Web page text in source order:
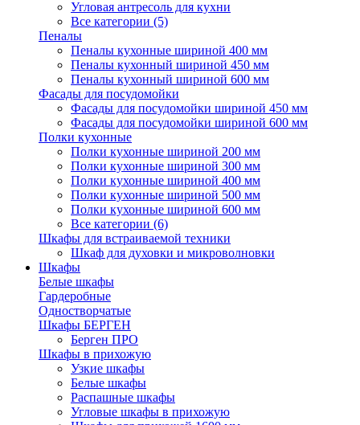
Угловая антресоль для кухни
Все категории (5)
Пеналы
Пеналы кухонные шириной 400 мм
Пеналы кухонный шириной 450 мм
Пеналы кухонный шириной 600 мм
Фасады для посудомойки
Фасады для посудомойки шириной 450 мм
Фасады для посудомойки шириной 600 мм
Полки кухонные
Полки кухонные шириной 200 мм
Полки кухонные шириной 300 мм
Полки кухонные шириной 400 мм
Полки кухонные шириной 500 мм
Полки кухонные шириной 600 мм
Все категории (6)
Шкафы для встраиваемой техники
Шкаф для духовки и микроволновки
Шкафы
Белые шкафы
Гардеробные
Одностворчатые
Шкафы БЕРГЕН
Берген ПРО
Шкафы в прихожую
Узкие шкафы
Белые шкафы
Распашные шкафы
Угловые шкафы в прихожую